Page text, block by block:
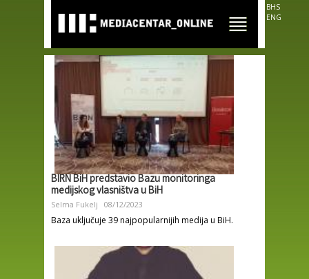
main
content
BHS
ENG
BIRN BiH predstavio Bazu monitoringa
medijskog vlasništva u BiH
Selma Fukelj 08/12/2023
Baza uključuje 39 najpopularnijih medija u BiH.